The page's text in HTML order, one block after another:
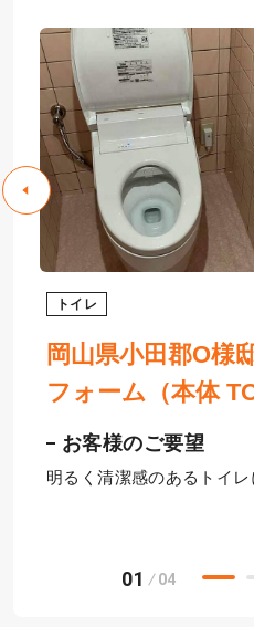
トイレ
岡山県小田郡O様
フォーム（本体
床 サンゲツHフロ
AP）
お客様のご要望
明るく清潔感のあるトイレ
01 04